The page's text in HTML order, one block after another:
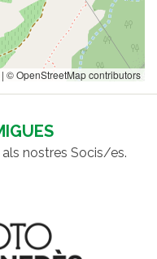
| © OpenStreetMap contributors
nostres Socis/es.